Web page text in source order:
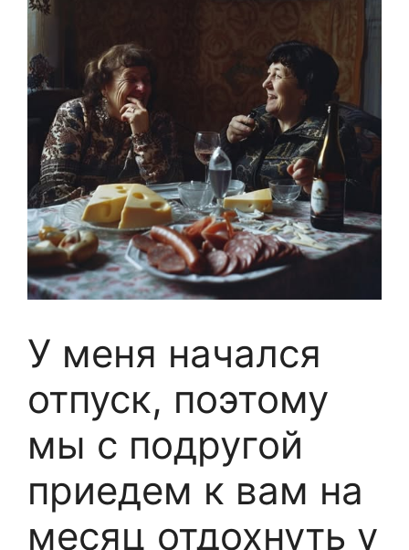
У меня начался
отпуск, поэтому
мы с подругой
приедем к вам на
месяц отдохнуть у